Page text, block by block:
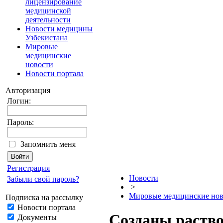
лицензирование
медицинской
деятельности
Новости медицины
Узбекистана
Мировые
медицинские
новости
Новости портала
Авторизация
Логин:
Пароль:
Запомнить меня
Регистрация
Забыли свой пароль?
Подписка на рассылку
Новости портала
Документы
Новости
>
Мировые медицинские